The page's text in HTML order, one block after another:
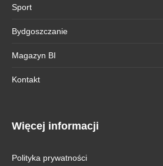
Sport
Bydgoszczanie
Magazyn BI
Kontakt
Więcej informacji
Polityka prywatności